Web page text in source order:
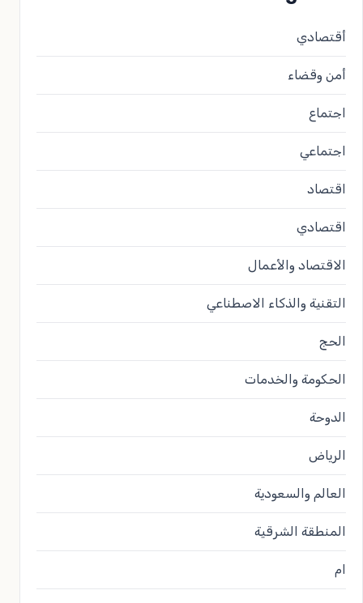
أقتصادي
أمن وقضاء
اجتماع
اجتماعي
اقتصاد
اقتصادي
الاقتصاد والأعمال
التقنية والذكاء الاصطناعي
الحج
الحكومة والخدمات
الدوحة
الرياض
العالم والسعودية
المنطقة الشرقية
ام